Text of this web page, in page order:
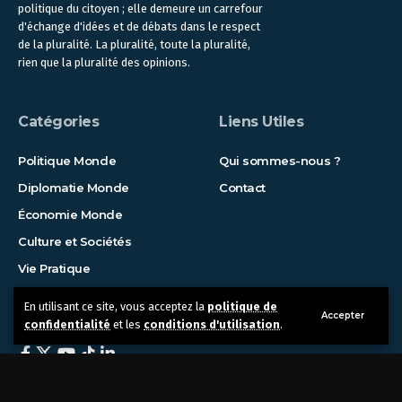
En utilisant ce site, vous acceptez la politique de
confidentialité et les conditions d'utilisation.
Accepter
politique du citoyen ; elle demeure un carrefour
d'échange d'idées et de débats dans le respect
de la pluralité. La pluralité, toute la pluralité,
rien que la pluralité des opinions.
Catégories
Politique Monde
Diplomatie Monde
Économie Monde
Culture et Sociétés
Vie Pratique
Liens Utiles
Qui sommes-nous ?
Contact
Suivez-nous !